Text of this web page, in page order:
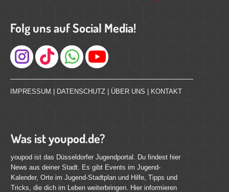
Folg uns auf Social Media!
Instagram
IMPRESSUM | DATENSCHUTZ | ÜBER UNS | KONTAKT
Was ist youpod.de?
youpod ist das Düsseldorfer Jugendportal. Du findest hier
News aus deiner Stadt. Es gibt Events im Jugend-
Kalender, Orte im Jugend-Stadtplan und Hilfe, Tipps und
Tricks, die dich im Leben weiterbringen. Hier informieren